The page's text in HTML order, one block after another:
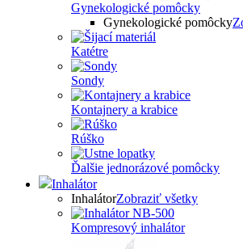
Gynekologické pomôcky
Gynekologické pomôcky
Katétre
Sondy
Kontajnery a krabice
Rúško
Ďalšie jednorázové pomôcky
Inhalátor
InhalátorZobraziť všetky
Kompresový inhalátor